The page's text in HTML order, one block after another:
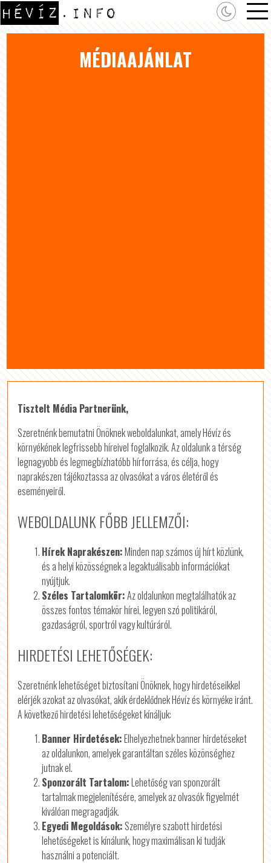
MÉDIAAJÁNLAT
Tisztelt Média Partnerünk,
Szeretnénk bemutatni Önöknek weboldalunkat, amely Hévíz és
környékének legfrissebb híreivel foglalkozik. Az oldalunk a térség
legnagyobb és legmegbízhatóbb hírforrása, és célja, hogy
naprakészen tájékoztassa az olvasókat a város életéről és
eseményeiről.
WEBOLDALUNK FŐBB JELLEMZŐI:
Hírek Naprakészen:Minden nap számos új hírt közlünk,
és a helyi közösségnek a legaktuálisabb információkat
nyújtjuk.
Széles Tartalomkör:Az oldalunkon megtalálhatók az
összes fontos témakör hírei, legyen szó politikáról,
gazdaságról, sportról vagy kultúráról.
HIRDETÉSI LEHETŐSÉGEK:
Szeretnénk lehetőséget biztosítani Önöknek, hogy hirdetéseikkel
elérjék azokat az olvasókat, akik érdeklődnek Hévíz és környéke iránt.
A következő hirdetési lehetőségeket kínáljuk:
Banner Hirdetések:Elhelyezhetnek banner hirdetéseket
az oldalunkon, amelyek garantáltan széles közönséghez
jutnak el.
Sponzorált Tartalom:Lehetőség van sponzorált
tartalmak megjelenítésére, amelyek az olvasók figyelmét
kiválóan megragadják.
Egyedi Megoldások: Személyre szabott hirdetési
lehetőségeket is kínálunk, hogy maximálisan ki tudják
használni a potenciált.